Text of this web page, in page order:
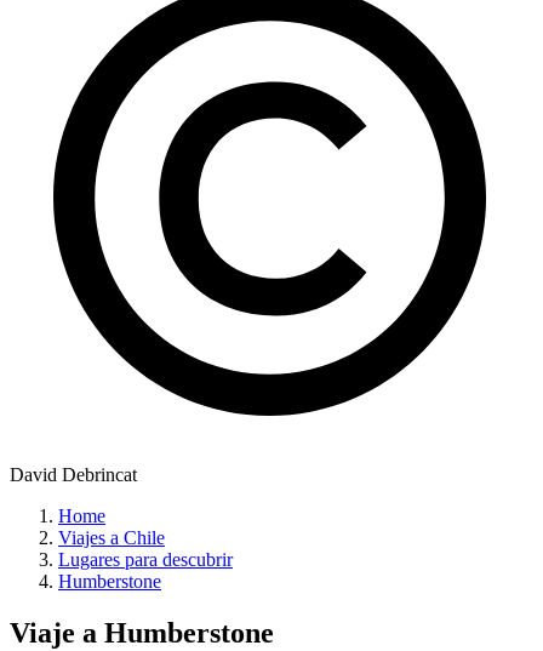
David Debrincat
Home
Viajes a Chile
Lugares para descubrir
Humberstone
Viaje a Humberstone